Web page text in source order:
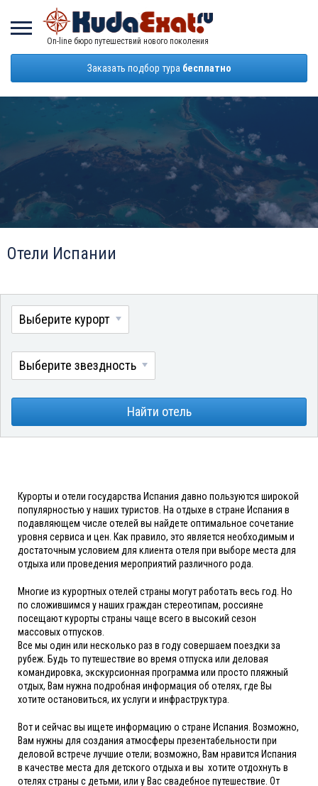
On-line бюро путешествий нового поколения
Заказать подбор тура бесплатно
Отели Испании
Выберите курорт
Выберите звездность
Найти отель
Курорты и отели государства Испания давно пользуются широкой
популярностью у наших туристов. На отдыхе в стране Испания в
подавляющем числе отелей вы найдете оптимальное сочетание
уровня сервиса и цен. Как правило, это является необходимым и
достаточным условием для клиента отеля при выборе места для
отдыха или проведения мероприятий различного рода.
Многие из курортных отелей страны могут работать весь год. Но
по сложившимся у наших граждан стереотипам, россияне
посещают курорты страны чаще всего в высокий сезон
массовых отпусков.
Все мы один или несколько раз в году совершаем поездки за
рубеж. Будь то путешествие во время отпуска или деловая
командировка, экскурсионная программа или просто пляжный
отдых, Вам нужна подробная информация об отелях, где Вы
хотите остановиться, их услуги и инфраструктура.
Вот и сейчас вы ищете информацию о стране Испания. Возможно,
Вам нужны для создания атмосферы презентабельности при
деловой встрече лучшие отели; возможно, Вам нравится Испания
в качестве места для детского отдыха и вы хотите отдохнуть в
отелях страны с детьми, или у Вас свадебное путешествие. От